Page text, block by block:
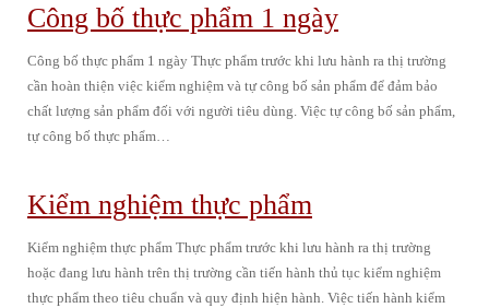
Công bố thực phẩm 1 ngày
Công bố thực phẩm 1 ngày Thực phẩm trước khi lưu hành ra thị trường
cần hoàn thiện việc kiểm nghiệm và tự công bố sản phẩm để đảm bảo
chất lượng sản phẩm đối với người tiêu dùng. Việc tự công bố sản phẩm,
tự công bố thực phẩm…
Kiểm nghiệm thực phẩm
Kiểm nghiệm thực phẩm Thực phẩm trước khi lưu hành ra thị trường
hoặc đang lưu hành trên thị trường cần tiến hành thủ tục kiểm nghiệm
thực phẩm theo tiêu chuẩn và quy định hiện hành. Việc tiến hành kiểm